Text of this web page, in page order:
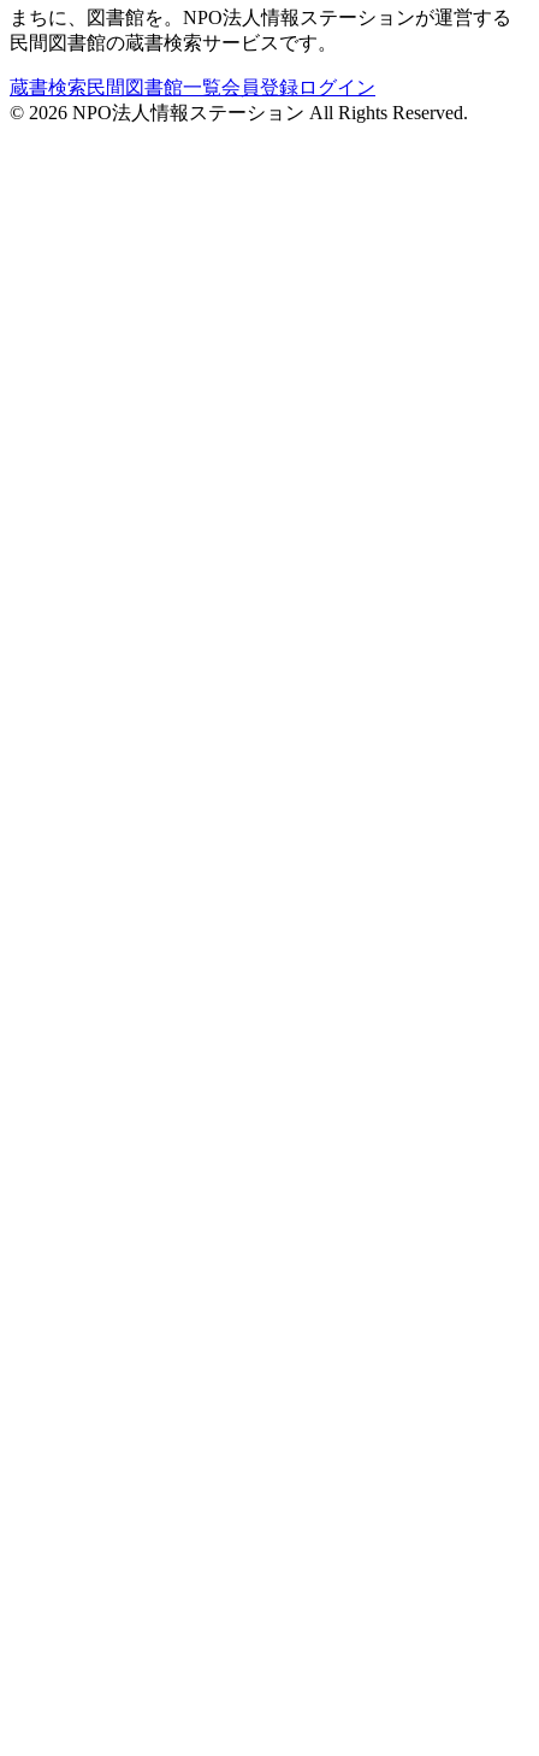
まちに、図書館を。NPO法人情報ステーションが運営する
民間図書館の蔵書検索サービスです。
蔵書検索民間図書館一覧会員登録ログイン
© 2026 NPO法人情報ステーション All Rights Reserved.